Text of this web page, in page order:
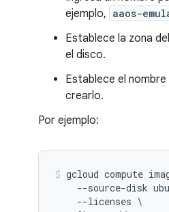
ejemplo, aaos-
Establece la zona
el disco.
Establece el
crearlo.
Por ejemplo:
gcloud compute
--source-disk
    --licenses \